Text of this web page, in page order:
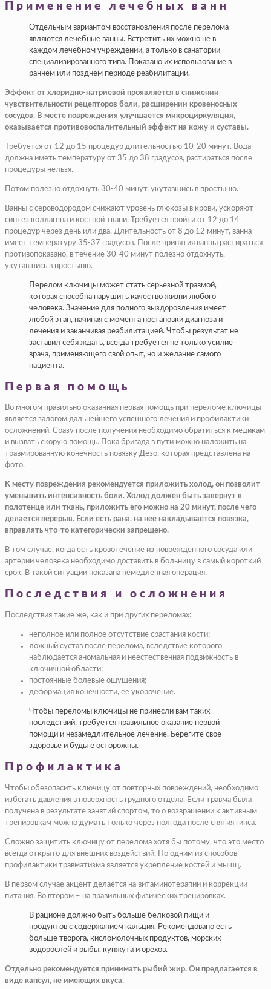
Применение лечебных ванн
Отдельным вариантом восстановления после перелома
являются лечебные ванны. Встретить их можно не в
каждом лечебном учреждении, а только в санатории
специализированного типа. Показано их использование в
раннем или позднем периоде реабилитации.
Эффект от хлоридно-натриевой проявляется в снижении
чувствительности рецепторов боли, расширении кровеносных
сосудов. В месте повреждения улучшается микроциркуляция,
оказывается противовоспалительный эффект на кожу и суставы.
Требуется от 12 до 15 процедур длительностью 10-20 минут. Вода
должна иметь температуру от 35 до 38 градусов, растираться после
процедуры нельзя.
Потом полезно отдохнуть 30-40 минут, укутавшись в простыню.
Ванны с сероводородом снижают уровень глюкозы в крови, ускоряют
синтез коллагена и костной ткани. Требуется пройти от 12 до 14
процедур через день или два. Длительность от 8 до 12 минут, ванна
имеет температуру 35-37 градусов. После принятия ванны растираться
противопоказано, в течение 30-40 минут полезно отдохнуть,
укутавшись в простыню.
Перелом ключицы может стать серьезной травмой,
которая способна нарушить качество жизни любого
человека. Значение для полного выздоровления имеет
любой этап, начиная с момента постановки диагноза и
лечения и заканчивая реабилитацией. Чтобы результат не
заставил себя ждать, всегда требуется не только усилие
врача, применяющего свой опыт, но и желание самого
пациента.
Первая помощь
Во многом правильно оказанная первая помощь при переломе ключицы
является залогом дальнейшего успешного лечения и профилактики
осложнений. Сразу после получения необходимо обратиться к медикам
и вызвать скорую помощь. Пока бригада в пути можно наложить на
травмированную конечность повязку Дезо, которая представлена на
фото.
К месту повреждения рекомендуется приложить холод, он позволит
уменьшить интенсивность боли. Холод должен быть завернут в
полотенце или ткань, приложить его можно на 20 минут, после чего
делается перерыв. Если есть рана, на нее накладывается повязка,
вправлять что-то категорически запрещено.
В том случае, когда есть кровотечение из поврежденного сосуда или
артерии человека необходимо доставить в больницу в самый короткий
срок. В такой ситуации показана немедленная операция.
Последствия и осложнения
Последствия такие же, как и при других переломах:
неполное или полное отсутствие срастания кости;
ложный сустав после перелома, вследствие которого
наблюдается аномальная и неестественная подвижность в
ключичной области;
постоянные болевые ощущения;
деформация конечности, ее укорочение.
Чтобы переломы ключицы не принесли вам таких
последствий, требуется правильное оказание первой
помощи и незамедлительное лечение. Берегите свое
здоровье и будьте осторожны.
Профилактика
Чтобы обезопасить ключицу от повторных повреждений, необходимо
избегать давления в поверхность грудного отдела. Если травма была
получена в результате занятий спортом, то о возвращении к активным
тренировкам можно думать только через полгода после снятия гипса.
Сложно защитить ключицу от перелома хотя бы потому, что это место
всегда открыто для внешних воздействий. Но одним из способов
профилактики травматизма является укрепление костей и мышц.
В первом случае акцент делается на витаминотерапии и коррекции
питания. Во втором – на правильных физических тренировках.
В рационе должно быть больше белковой пищи и
продуктов с содержанием кальция. Рекомендовано есть
больше творога, кисломолочных продуктов, морских
водорослей и рыбы, кунжута и орехов.
Отдельно рекомендуется принимать рыбий жир. Он предлагается в
виде капсул, не имеющих вкуса.